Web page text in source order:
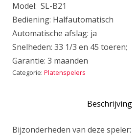
Model: SL-B21
Bediening: Halfautomatisch
Automatische afslag: ja
Snelheden: 33 1/3 en 45 toeren;
Garantie: 3 maanden
Categorie: Platenspelers
Beschrijving
Bijzonderheden van deze speler: